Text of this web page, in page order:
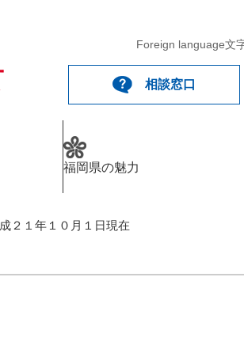
Foreign language文
相談窓口
福岡県の魅力
２１年１０月１日現在